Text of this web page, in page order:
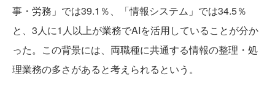
事・労務」では39.1％、「情報システム」では34.5％
と、3人に1人以上が業務でAIを活用していることが分か
った。この背景には、両職種に共通する情報の整理・処
理業務の多さがあると考えられるという。